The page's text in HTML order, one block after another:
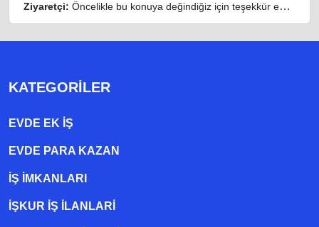
Ziyaretçi: Öncelikle bu konuya değindiğiz için teşekkür ederim maalesef bu tarzda yazılarla inanıp aldanan ve dolandirilan insanlar oluyor, o yüzden bu sektörlerde işini hakkıyla yapan siteler ve sayfalara itibar edilmeli,üç beş demeden ek gelir ile evine destek olmayan iyi niyetli insanlarında iyi niyetleri suistimal edilmemeli,sayfanızın geniş kitlelere doğru ve gerçek adresten ulaşması temennisiyle kolaylıklar dilerim..
KATEGORILER
EVDE EK IŞ
EVDE PARA KAZAN
İŞ İMKANLARI
İŞKUR İŞ İLANLARI